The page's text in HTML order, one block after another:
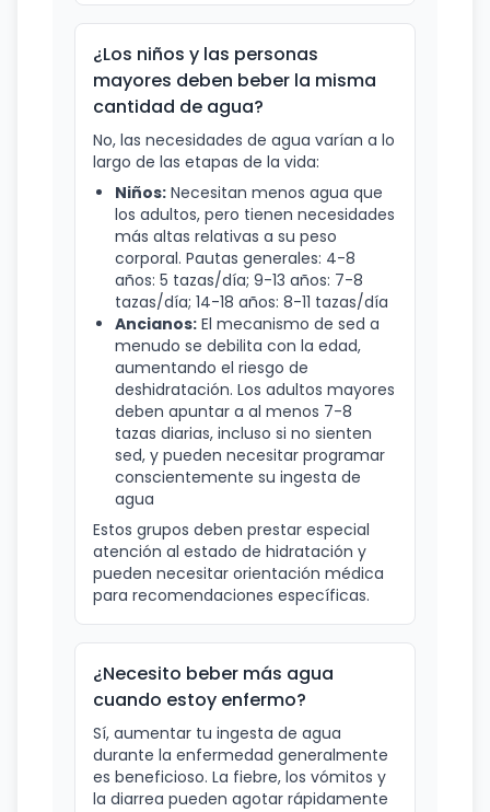
¿Los niños y las personas
mayores deben beber la misma
cantidad de agua?
No, las necesidades de agua varían a lo
largo de las etapas de la vida:
Niños: Necesitan menos agua que
los adultos, pero tienen necesidades
más altas relativas a su peso
corporal. Pautas generales: 4-8
años: 5 tazas/día; 9-13 años: 7-8
tazas/día; 14-18 años: 8-11 tazas/día
Ancianos: El mecanismo de sed a
menudo se debilita con la edad,
aumentando el riesgo de
deshidratación. Los adultos mayores
deben apuntar a al menos 7-8
tazas diarias, incluso si no sienten
sed, y pueden necesitar programar
conscientemente su ingesta de
agua
Estos grupos deben prestar especial
atención al estado de hidratación y
pueden necesitar orientación médica
para recomendaciones específicas.
¿Necesito beber más agua
cuando estoy enfermo?
Sí, aumentar tu ingesta de agua
durante la enfermedad generalmente
es beneficioso. La fiebre, los vómitos y
la diarrea pueden agotar rápidamente